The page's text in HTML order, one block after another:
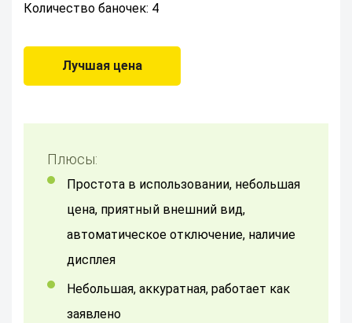
Количество баночек: 4
Лучшая цена
Плюсы:
Простота в использовании, небольшая
цена, приятный внешний вид,
автоматическое отключение, наличие
дисплея
Небольшая, аккуратная, работает как
заявлено